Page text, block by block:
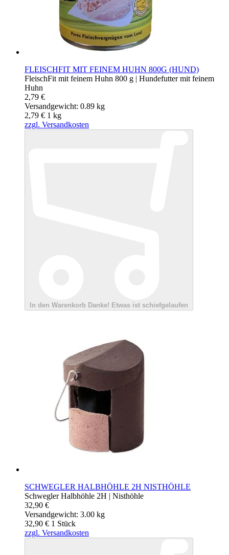
FLEISCHFIT MIT FEINEM HUHN 800G (HUND)
FleischFit mit feinem Huhn 800 g | Hundefutter mit feinem
Huhn
2,79 €
Versandgewicht: 0.89 kg
2,79 € 1 kg
zzgl. Versandkosten
In den Warenkorb Danke! Etwas ist schiefgelaufen
SCHWEGLER HALBHÖHLE 2H NISTHÖHLE
Schwegler Halbhöhle 2H | Nisthöhle
32,90 €
Versandgewicht: 3.00 kg
32,90 € 1 Stück
zzgl. Versandkosten